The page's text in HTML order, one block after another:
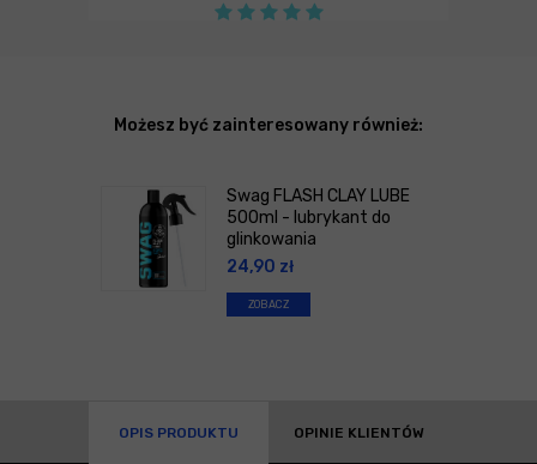
Możesz być zainteresowany również:
Swag FLASH CLAY LUBE
500ml - lubrykant do
glinkowania
24,90 zł
ZOBACZ
OPIS PRODUKTU OPINIE KLIENTÓW